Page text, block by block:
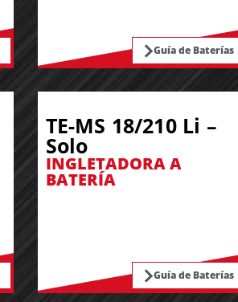
Guía de Baterías
TE-MS 18/210 Li –
Solo
INGLETADORA A
BATERÍA
Guía de Baterías